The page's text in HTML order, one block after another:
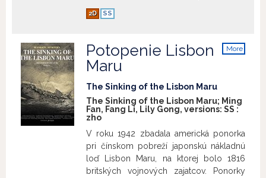
čchien“, „Maľovaná koža“ a „Lü Kungova
Xiao Ye, beznádejnou romantičkou, ktorá
má na svet úplne iný pohľad. Napriek
ženy v priateľstve oporu a silu –
pomáhajú si liečiť staré rany a zvládať
výzvy prítomnosti. Na ich ceste za
sebapoznaním a posilnením vlastnej
hodnoty zohrávajú dôležitú úlohu dvaja
muži, obaja dobre oboznámení s
rodovou problematikou. Prinášajú do
Tieminho života nové vrstvy napätia a
komplexnosti. Ich vzťahy nútia postavy
prehodnocovať vlastné chápanie
rodových rolí a kladú si otázku, čo
2D SS
More
Potopenie Lisbon
Maru
The Sinking of the Lisbon Maru
The Sinking of the Lisbon Maru; Ming
Fan, Fang Li, Lily Gong, versions: SS :
zho
V roku 1942 zbadala americká ponorka
pri čínskom pobreží japonskú nákladnú
loď Lisbon Maru, na ktorej bolo 1816
britských vojnových zajatcov. Ponorky